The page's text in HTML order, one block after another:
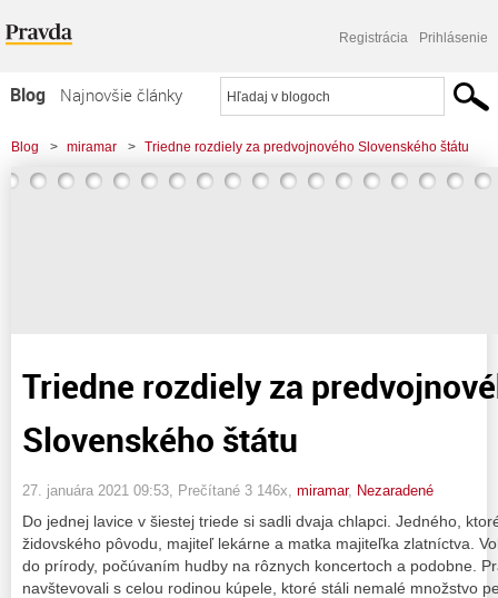
Registrácia Prihlásenie
Blog
Najnovšie články
Najčítanejšie články
Najkomentovanejšie články
Blog > miramar > Triedne rozdiely za predvojnového Slovenského štátu
Triedne rozdiely za
Slovenského štátu
27. januára 2021 09:53 , Prečítané 3 146x, miramar, Nezaradené
Do jednej lavice v šiestej triede si sadli dvaja chlapci. Jedného,
židovského pôvodu, majiteľ lekárne a matka majiteľka zlatníctva.
do prírody, počúvaním hudby na rôznych koncertoch a podobne.
navštevovali s celou rodinou kúpele, ktoré stáli nemalé množstvo